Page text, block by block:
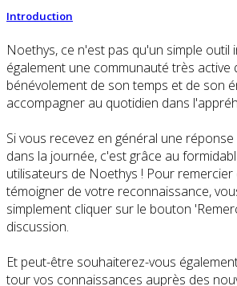
Introduction
Noethys, ce n'est pas qu'un simple outil
également une communauté très active
bénévolement de son temps et de son
accompagner au quotidien dans
Si vous recevez en général une
dans la journée, c'est grâce au
utilisateurs de Noethys ! Pour
témoigner de votre reconnaissance,
simplement cliquer sur le bouton
discussion.
Et peut-être souhaiterez-vous
tour vos connaissances auprès des